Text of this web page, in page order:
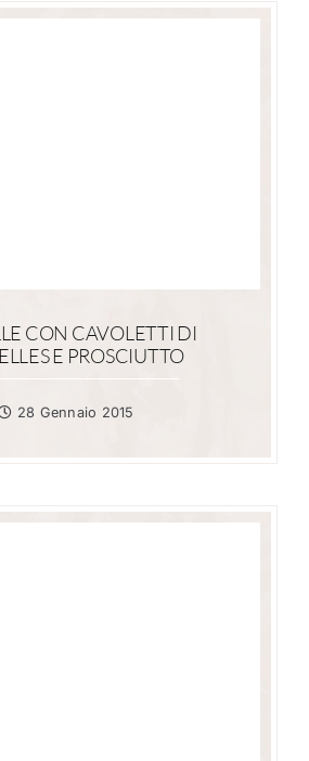
CON CAVOLETTI DI
E PROSCIUTTO
28 Gennaio 2015